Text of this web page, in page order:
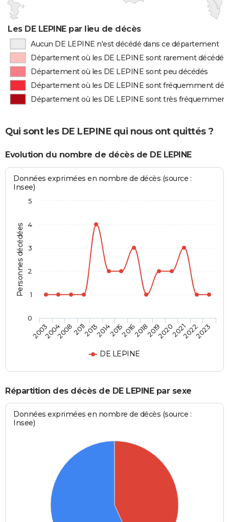
Les DE LEPINE par lieu de décès
Aucun DE LEPINE n'est décédé dans ce département
Département où les DE LEPINE sont rarement décédés
Département où les DE LEPINE sont peu décédés
Département où les DE LEPINE sont fréquemment
Département où les DE LEPINE sont très
Qui sont les DE LEPINE qui nous ont quittés ?
Evolution du nombre de décès de DE LEPINE
Personnes décédées
Données exprimées en nombre de décès (source :
Insee)
DE LEPINE
20032004200820112013201420152016201820192020202120222023
0
1
2
3
4
5
Répartition des décès de DE LEPINE par sexe
Données exprimées en nombre de décès (source :
Insee)